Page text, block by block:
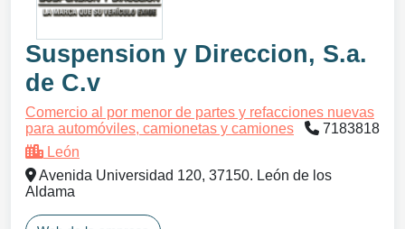
Suspension y Direccion, S.a.
de C.v
Comercio al por menor de partes y refacciones nuevas
para automóviles, camionetas y camiones
7183818
León
Avenida Universidad 120, 37150. León de los
Aldama